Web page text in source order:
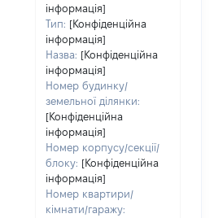
інформація]
Тип: [Конфіденційна
інформація]
Назва: [Конфіденційна
інформація]
Номер будинку/
земельної ділянки:
[Конфіденційна
інформація]
Номер корпусу/секції/
блоку: [Конфіденційна
інформація]
Номер квартири/
кімнати/гаражу: